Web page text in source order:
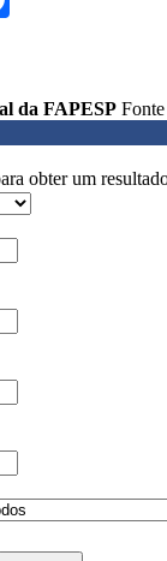
da FAPESP
obter um